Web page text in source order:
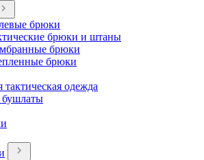
брюки
брюки и штаны
брюки
брюки
тактическая одежда